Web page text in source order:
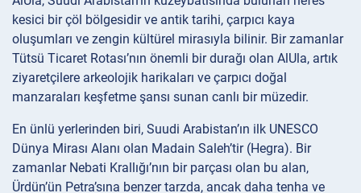
kesici bir çöl bölgesidir ve antik tarihi, çarpıcı kaya
oluşumları ve zengin kültürel mirasıyla bilinir. Bir zamanlar
Tütsü Ticaret Rotası’nın önemli bir durağı olan AlUla, artık
ziyaretçilere arkeolojik harikaları ve çarpıcı doğal
manzaraları keşfetme şansı sunan canlı bir müzedir.
En ünlü yerlerinden biri, Suudi Arabistan’ın ilk UNESCO
Dünya Mirası Alanı olan Madain Saleh’tir (Hegra). Bir
zamanlar Nebati Krallığı’nın bir parçası olan bu alan,
Ürdün’ün Petra’sına benzer tarzda, ancak daha tenha ve